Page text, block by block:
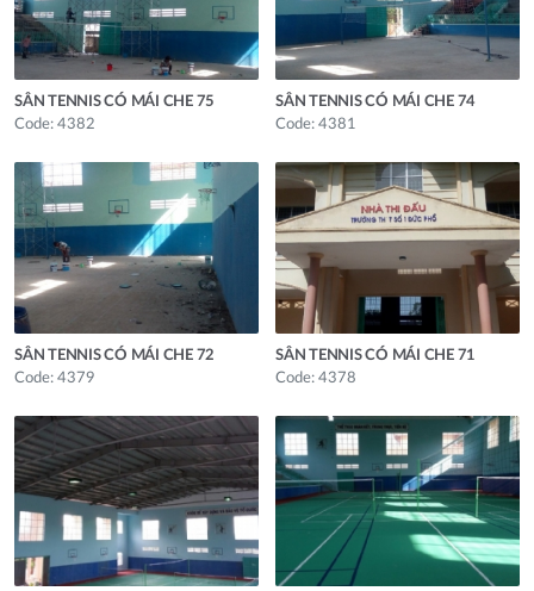
SÂN TENNIS CÓ MÁI CHE 75
Code: 4382
SÂN TENNIS CÓ MÁI CHE 74
Code: 4381
SÂN TENNIS CÓ MÁI CHE 72
Code: 4379
SÂN TENNIS CÓ MÁI CHE 71
Code: 4378